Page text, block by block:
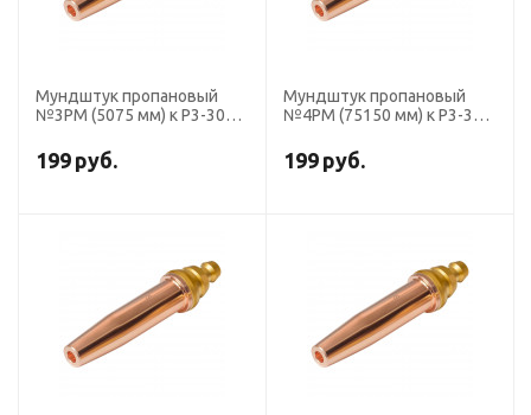
Мундштук пропановый
№3PM (5075 мм) к Р3-300 и
199 руб.
Мундштук пропановый
№4PM (75150 мм) к Р3-300
199 руб.